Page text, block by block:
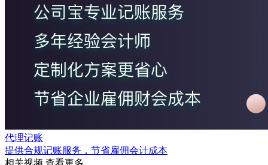
代理记账
提供合规记账服务，节省雇佣会计成本
相关视频 查看更多